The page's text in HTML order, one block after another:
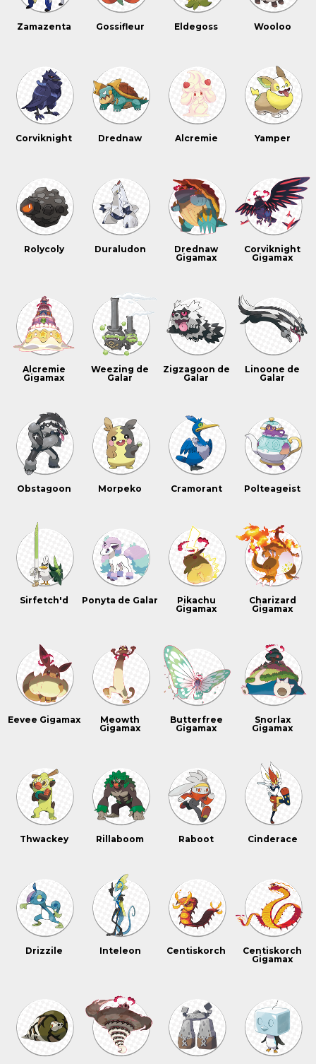
Zamazenta Gossifleur Eldegoss Wooloo
Corviknight Drednaw Alcremie Yamper
Rolycoly Duraludon
Drednaw
Gigamax
Corviknight
Gigamax
Alcremie
Gigamax
Weezing de
Galar
Zigzagoon de
Galar
Linoone de
Galar
Obstagoon Morpeko Cramorant Polteageist
Sirfetch'd Ponyta de Galar
Pikachu
Gigamax
Charizard
Gigamax
Eevee Gigamax
Meowth
Gigamax
Butterfree
Gigamax
Snorlax
Gigamax
Thwackey Rillaboom Raboot Cinderace
Drizzile Inteleon Centiskorch
Centiskorch
Gigamax